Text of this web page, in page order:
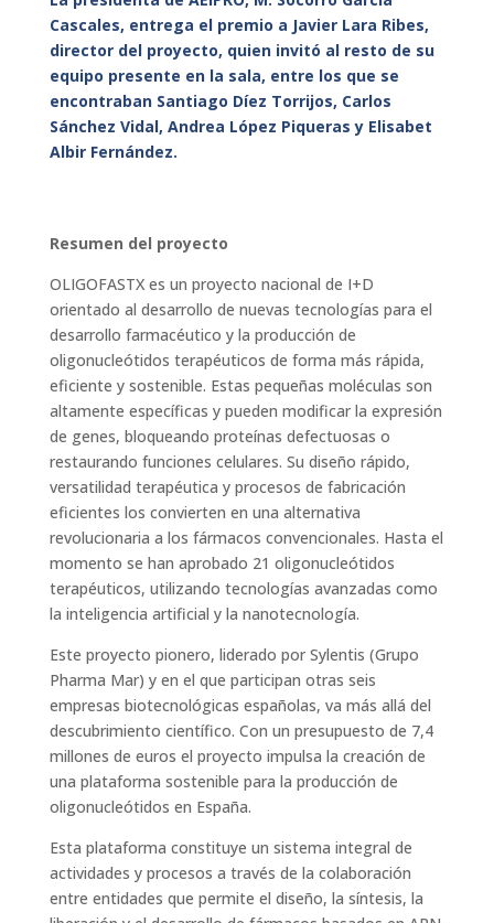
Cascales, entrega el premio a Javier Lara Ribes,
director del proyecto, quien invitó al resto de su
equipo presente en la sala, entre los que se
encontraban Santiago Díez Torrijos, Carlos
Sánchez Vidal, Andrea López Piqueras y Elisabet
Albir Fernández.
Resumen del proyecto
OLIGOFASTX es un proyecto nacional de I+D
orientado al desarrollo de nuevas tecnologías para el
desarrollo farmacéutico y la producción de
oligonucleótidos terapéuticos de forma más rápida,
eficiente y sostenible. Estas pequeñas moléculas son
altamente específicas y pueden modificar la expresión
de genes, bloqueando proteínas defectuosas o
restaurando funciones celulares. Su diseño rápido,
versatilidad terapéutica y procesos de fabricación
eficientes los convierten en una alternativa
revolucionaria a los fármacos convencionales. Hasta el
momento se han aprobado 21 oligonucleótidos
terapéuticos, utilizando tecnologías avanzadas como
la inteligencia artificial y la nanotecnología.
Este proyecto pionero, liderado por Sylentis (Grupo
Pharma Mar) y en el que participan otras seis
empresas biotecnológicas españolas, va más allá del
descubrimiento científico. Con un presupuesto de 7,4
millones de euros el proyecto impulsa la creación de
una plataforma sostenible para la producción de
oligonucleótidos en España.
Esta plataforma constituye un sistema integral de
actividades y procesos a través de la colaboración
entre entidades que permite el diseño, la síntesis, la